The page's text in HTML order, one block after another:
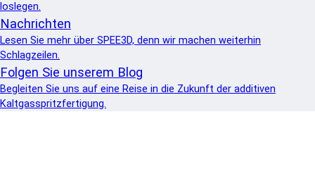
loslegen.
Nachrichten
Lesen Sie mehr über SPEE3D, denn wir machen weiterhin
Schlagzeilen.
Folgen Sie unserem Blog
Begleiten Sie uns auf eine Reise in die Zukunft der additiven
Kaltgasspritzfertigung.